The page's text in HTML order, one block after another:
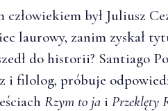
człowiekiem był Juliusz
laurowy, zanim zyskał
do historii? Santiago
i filolog, próbuje
Rzym to ja i Przeklęty